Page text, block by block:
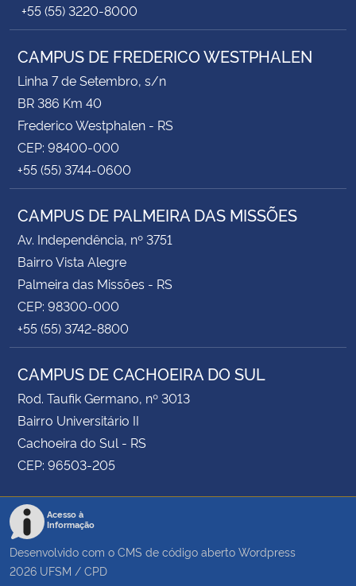
+55 (55) 3220-8000
CAMPUS DE FREDERICO WESTPHALEN
Linha 7 de Setembro, s/n
BR 386 Km 40
Frederico Westphalen - RS
CEP: 98400-000
+55 (55) 3744-0600
CAMPUS DE PALMEIRA DAS MISSÕES
Av. Independência, nº 3751
Bairro Vista Alegre
Palmeira das Missões - RS
CEP: 98300-000
+55 (55) 3742-8800
CAMPUS DE CACHOEIRA DO SUL
Rod. Taufik Germano, nº 3013
Bairro Universitário II
Cachoeira do Sul - RS
CEP: 96503-205
Acesso à
Informação
Desenvolvido com o CMS de código aberto Wordpress
2026 UFSM / CPD